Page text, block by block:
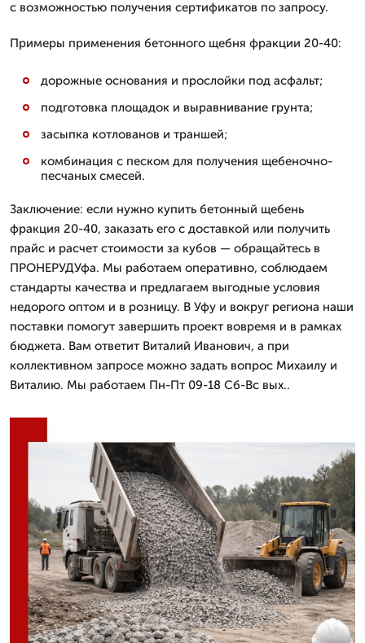
с возможностью получения сертификатов по запросу.
Примеры применения бетонного щебня фракции 20-40:
дорожные основания и прослойки под асфальт;
подготовка площадок и выравнивание грунта;
засыпка котлованов и траншей;
комбинация с песком для получения щебеночно-
песчаных смесей.
Заключение: если нужно купить бетонный щебень
фракция 20-40, заказать его с доставкой или получить
прайс и расчет стоимости за кубов — обращайтесь в
ПРОНЕРУДУфа. Мы работаем оперативно, соблюдаем
стандарты качества и предлагаем выгодные условия
недорого оптом и в розницу. В Уфу и вокруг региона наши
поставки помогут завершить проект вовремя и в рамках
бюджета. Вам ответит Виталий Иванович, а при
коллективном запросе можно задать вопрос Михаилу и
Виталию. Мы работаем Пн-Пт 09-18 Сб-Вс вых..